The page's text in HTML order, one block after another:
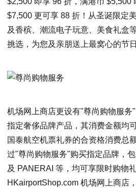
$7,500 更可享 88 折！从圣诞限定
及香槟、潮流电子玩意、美食礼盒
挑选，为您及亲朋送上最窝心的节日
机场网上商店更设有"尊尚购物服务
指定奢侈品牌产品，其消费金额均
国泰航空机票礼券的合资格消费总
过"尊尚购物服务"购买指定品牌，包
及 PANERAI 等，均可享限时购物
HKairportShop.com 机场网上商店